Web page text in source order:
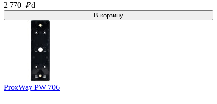
2 770 ₽ d
ProxWay PW 706